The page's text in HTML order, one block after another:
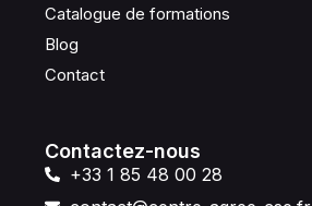
Catalogue de formations
Blog
Contact
Contactez-nous
+33 1 85 48 00 28